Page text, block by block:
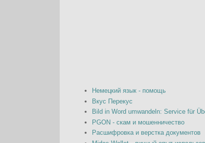
Немецкий язык - помощь
Вкус Перекус
Bild in Word umwandeln: Service für
PGON - скам и мошенничество
Расшифровка и верстка документов